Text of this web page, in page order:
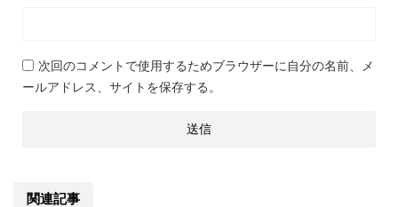
次回のコメントで使用するためブラウザーに自分の名前、メ
ールアドレス、サイトを保存する。
関連記事